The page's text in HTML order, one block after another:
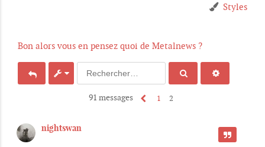
Styles
Bon alors vous en pensez quoi de Metalnews ?
91 messages 1 2
nightswan
CITER